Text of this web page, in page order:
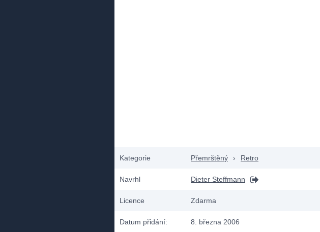
Kategorie Přemrštěný › Retro
Navrhl Dieter Steffmann
Licence Zdarma
Datum přidání: 8. března 2006